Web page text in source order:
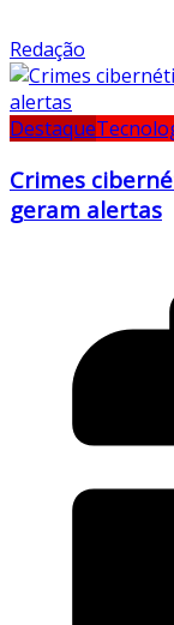
Redação
Destaque
Crimes
geram alertas